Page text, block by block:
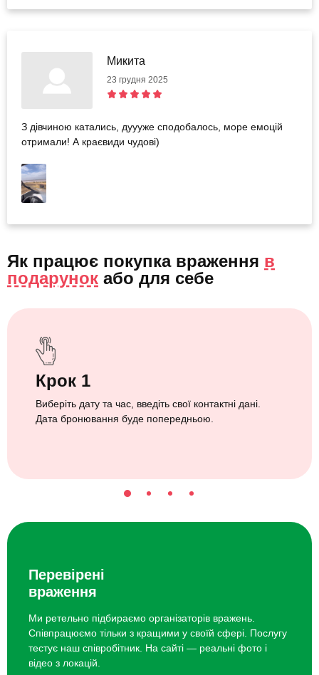
Микита
23 грудня 2025
З дівчиною катались, дуууже сподобалось, море емоцій
отримали! А краєвиди чудові)
Як працює покупка враження в
подарунок або для себе
Крок 1
Виберіть дату та час, введіть свої контактні дані.
Дата бронювання буде попередньою.
Перевірені
враження
Ми ретельно підбираємо організаторів вражень.
Співпрацюємо тільки з кращими у своїй сфері. Послугу
тестує наш співробітник. На сайті — реальні фото і
відео з локацій.